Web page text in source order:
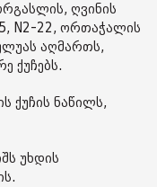
ღვინის
N2-22, ორთაჭალის
აღმართს,
ქუჩებს.
ქუჩის ნაწილს,
უხდის